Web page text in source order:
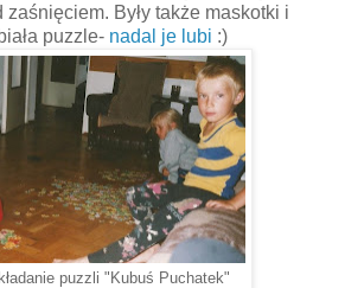
Były także maskotki i
puzzle- nadal je lubi :)
puzzli "Kubuś Puchatek"